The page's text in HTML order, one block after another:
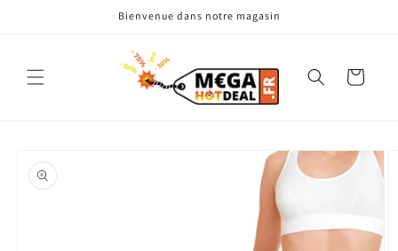
Bienvenue dans notre magasin
Panier
informations
produits